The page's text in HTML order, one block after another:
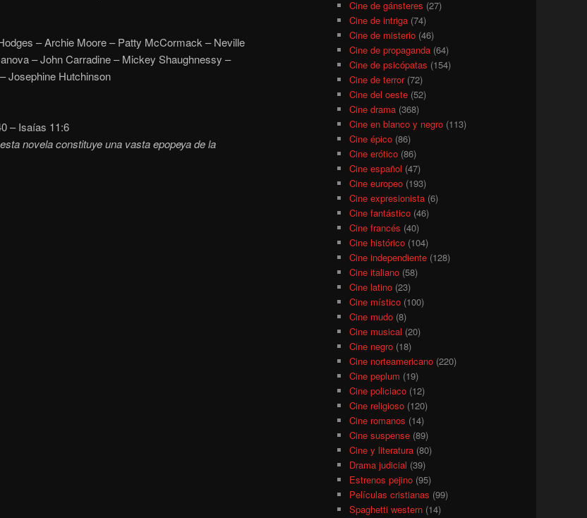
– Archie Moore – Patty McCormack – Neville
– John Carradine – Mickey Shaughnessy –
Josephine Hutchinson
– Isaías 11:6
novela constituye una vasta epopeya de la
Cine de gánsteres (27)
Cine de intriga(74)
Cine de misterio(46)
Cine de propaganda(64)
Cine de psicópatas (154)
Cine de terror(72)
Cine del oeste(52)
Cine drama(368)
Cine en blanco y negro(113)
Cine épico(86)
Cine erótico(86)
Cine español (47)
Cine europeo(193)
Cine expresionista(6)
Cine fantástico(46)
Cine francés (40)
Cine histórico(104)
Cine independiente(128)
Cine italiano(58)
Cine latino(23)
Cine místico(100)
Cine mudo(8)
Cine musical (20)
Cine negro(18)
Cine norteamericano(220)
Cine peplum (19)
Cine policiaco(12)
Cine religioso(120)
Cine romanos (14)
Cine suspense(89)
Cine y literatura(80)
Drama judicial (39)
Estrenos pejino(95)
Películas cristianas (99)
Spaghetti western(14)